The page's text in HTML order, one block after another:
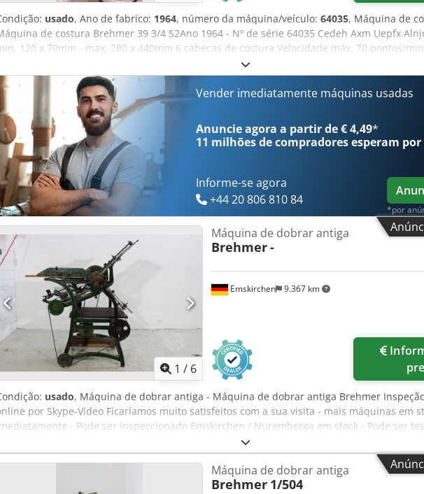
usado, Ano de fabrico: 1964, número da máquina/veículo: 64035, Máquina de
de costura Brehmer 39 3/4 S2Ano 1964 - Nº de série 64035 Cedeh Axm Uepfx
120 x 70mm - max. 280 x 440mm 6 cabeças de costura Velocidade máx. 70 pontos/
vídeo online através de vídeo Skype Ficaríamos muito satisfeitos com a sua visita - mais
Disponível de imediato - Pode ser inspeccionada Emskirchen / Nuremberga em stock
Vender imediatamente máquinas usadas
Anuncie agora a partir de € 4,49*
11 milhões de compradoresesperam por
Informe-se agora
+44 20 806 810 84
*por
1 / 6
Emskirchen 9.367 km
Máquina de dobrar antiga
Brehmer-
usado, Máquina de dobrar antiga - Máquina de dobrar antiga Brehmer
por Skype-Video Ficaríamos muito satisfeitos com a sua visita - mais máquinas em
- Pode ser inspeccionado Emskirchen / Nuremberga em stock - Pode ser
Máquina de dobrar antiga
Brehmer 1/504